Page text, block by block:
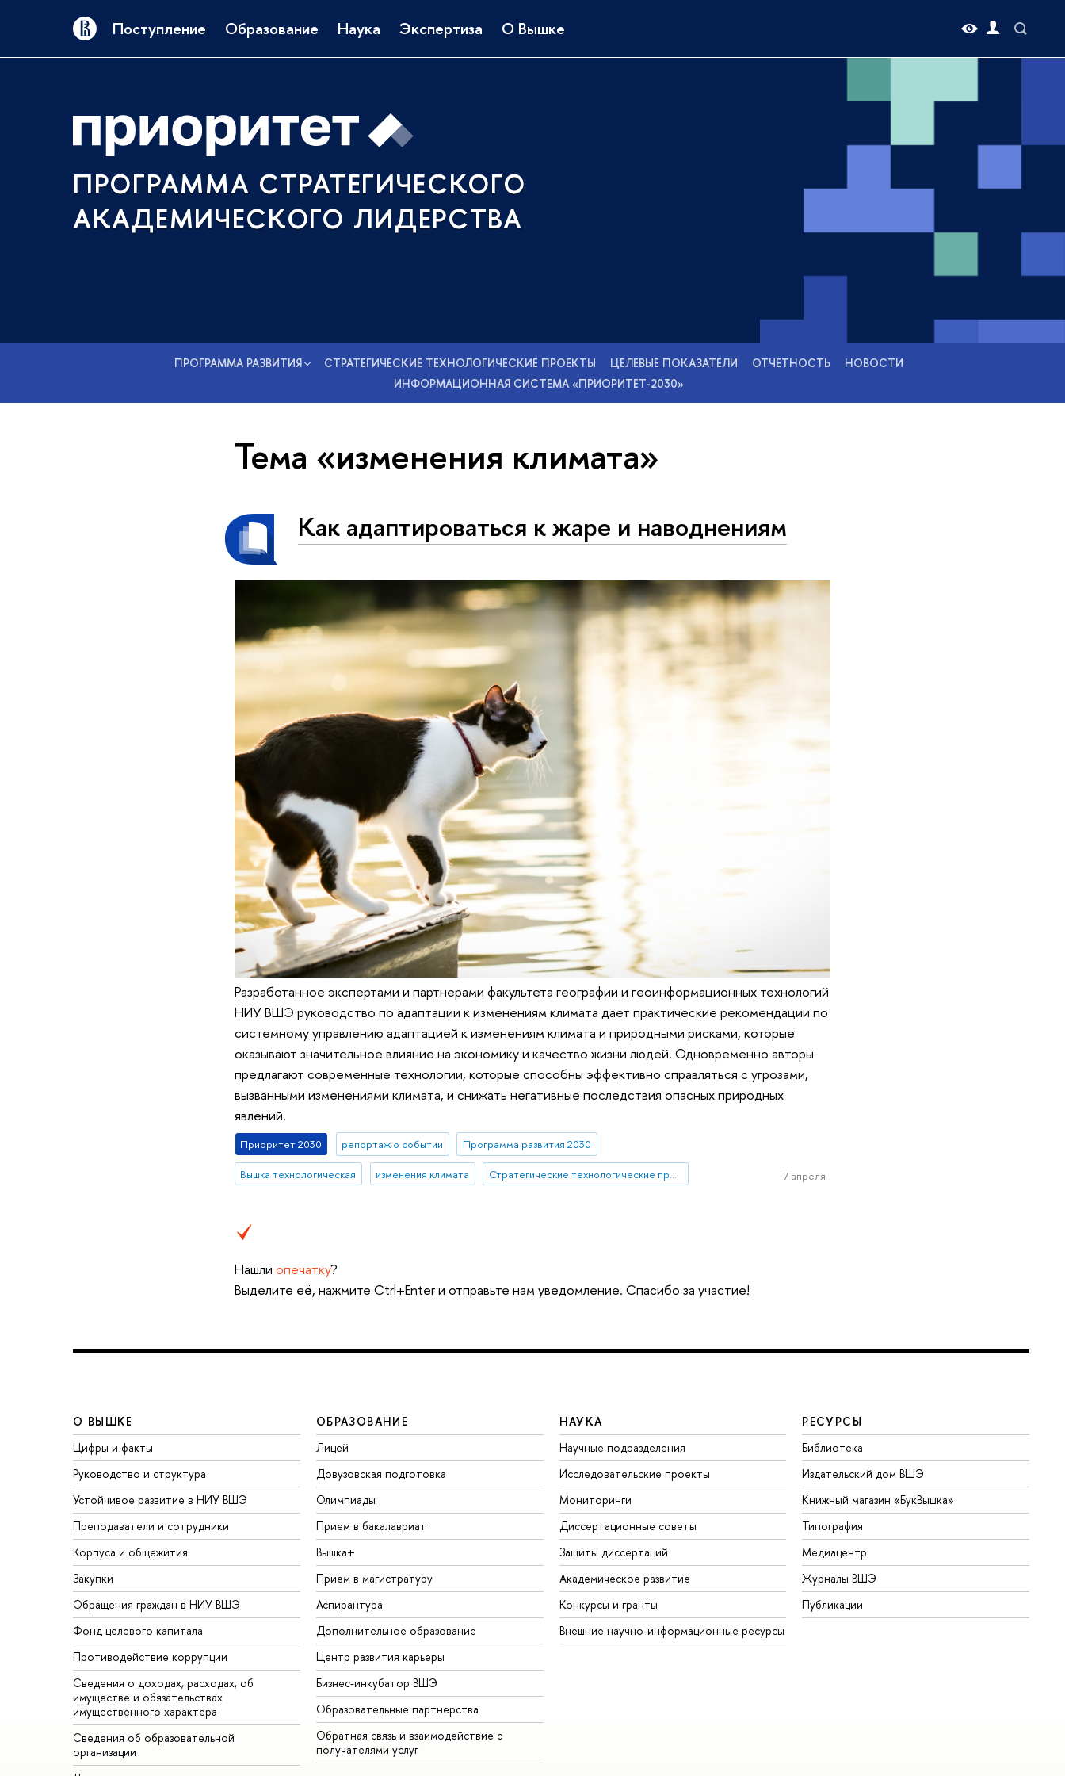
Поступление Образование Наука Экспертиза О Вышке
ПРОГРАММА СТРАТЕГИЧЕСКОГО
АКАДЕМИЧЕСКОГО ЛИДЕРСТВА
ПРОГРАММА РАЗВИТИЯ СТРАТЕГИЧЕСКИЕ ТЕХНОЛОГИЧЕСКИЕ ПРОЕКТЫ ЦЕЛЕВЫЕ ПОКАЗАТЕЛИ ОТЧЕТНОСТЬ
НОВОСТИ
ИНФОРМАЦИОННАЯ СИСТЕМА «ПРИОРИТЕТ-2030»
Тема «изменения климата»
Как адаптироваться к жаре и наводнениям
Разработанное экспертами и партнерами факультета географии и геоинформационных технологий
НИУ ВШЭ руководство по адаптации к изменениям климата дает практические рекомендации по
системному управлению адаптацией к изменениям климата и природными рисками, которые
оказывают значительное влияние на экономику и качество жизни людей. Одновременно авторы
предлагают современные технологии, которые способны эффективно справляться с угрозами,
вызванными изменениями климата, и снижать негативные последствия опасных природных
явлений.
Приоритет 2030 репортаж о событии Программа развития 2030
Вышка технологическая изменения климата 7 апреля
Нашли опечатку?
Выделите её, нажмите Ctrl+Enter и отправьте нам уведомление. Спасибо за участие!
О ВЫШКЕ
Цифры и факты
Руководство и структура
Устойчивое развитие в НИУ ВШЭ
Преподаватели и сотрудники
Корпуса и общежития
Закупки
Обращения граждан в НИУ ВШЭ
Фонд целевого капитала
Противодействие коррупции
Сведения о доходах, расходах, об
имуществе и обязательствах
имущественного характера
Сведения об образовательной
организации
ОБРАЗОВАНИЕ
Лицей
Довузовская подготовка
Олимпиады
Прием в бакалавриат
Вышка+
Прием в магистратуру
Аспирантура
Дополнительное образование
Центр развития карьеры
Бизнес-инкубатор ВШЭ
Образовательные партнерства
Обратная связь и взаимодействие с
получателями услуг
НАУКА
Научные подразделения
Исследовательские проекты
Мониторинги
Диссертационные советы
Защиты диссертаций
Академическое развитие
Конкурсы и гранты
Внешние научно-информационные ресурсы
РЕСУРСЫ
Библиотека
Издательский дом ВШЭ
Книжный магазин «БукВышка»
Типография
Медиацентр
Журналы ВШЭ
Публикации